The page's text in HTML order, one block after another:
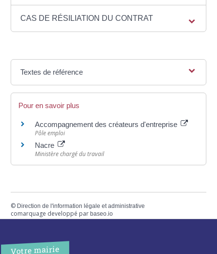
CAS DE RÉSILIATION DU CONTRAT
Textes de référence
Pour en savoir plus
Accompagnement des créateurs d'entreprise
Pôle emploi
Nacre
Ministère chargé du travail
© Direction de l'information légale et administrative
comarquage developpé parbaseo.io
Votre mairie